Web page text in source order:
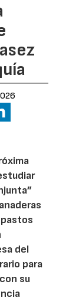
del
para
su